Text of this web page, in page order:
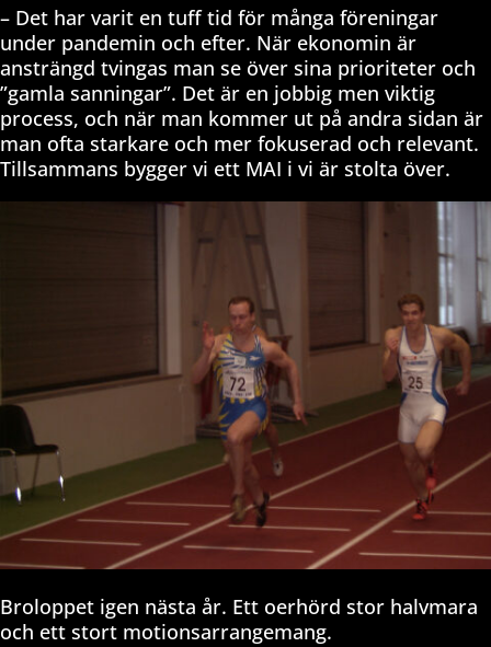
– Det har varit en tuff tid för många föreningar
under pandemin och efter. När ekonomin är
ansträngd tvingas man se över sina prioriteter och
”gamla sanningar”. Det är en jobbig men viktig
process, och när man kommer ut på andra sidan är
man ofta starkare och mer fokuserad och relevant.
Tillsammans bygger vi ett MAI i vi är stolta över.
Broloppet igen nästa år. Ett oerhörd stor halvmara
och ett stort motionsarrangemang.